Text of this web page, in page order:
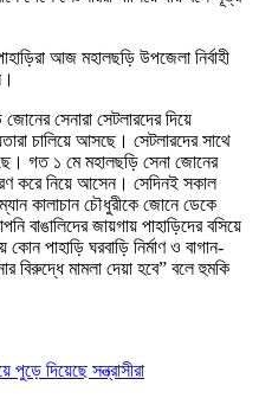
আজ মহালছড়ি উপজেলা নির্বাহী
সেনারা সেটলারদের দিয়ে
চালিয়ে আসছে। সেটলারদের সাথে
গত ১ মে মহালছড়ি সেনা জোনের
করে নিয়ে আসেন। সেদিনই সকাল
কালাচান চৌধুরীকে জোনে ডেকে
বাঙালিদের জায়গায় পাহাড়িদের বসিয়ে
কোন পাহাড়ি ঘরবাড়ি নির্মাণ ও বাগান-
বিরুদ্ধে মামলা দেয়া হবে” বলে হুমকি
দিয়েছে সন্ত্রাসীরা